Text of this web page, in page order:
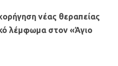
νέας θεραπείας
λέμφωμα στον «Άγιο